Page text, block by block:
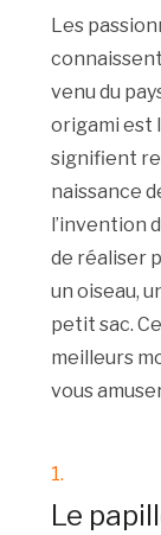
Les
connaissent
venu du
origami est
signifient
naissance
l’invention
de réaliser
un oiseau,
petit sac.
meilleurs
vous
1.
Le